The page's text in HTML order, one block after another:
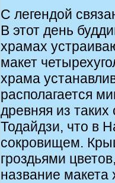
С легендой
В этот день
храмах
макет
храма
располагается
древняя из
Тодайдзи, что в
сокровищем.
гроздьями
название макета